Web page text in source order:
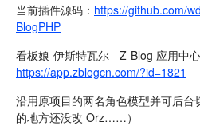
当前插件源码： https://github.com/
BlogPHP
看板娘-伊斯特瓦尔 - Z-Blog 应用中心
https://app.zblogcn.com/?id=1821
沿用原项目的两名角色模型并可后
的地方还没改 Orz……）